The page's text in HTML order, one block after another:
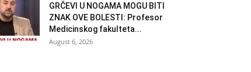
GRČEVI U NOGAMA MOGU BITI
ZNAK OVE BOLESTI: Profesor
Medicinskog fakulteta...
August 6, 2026